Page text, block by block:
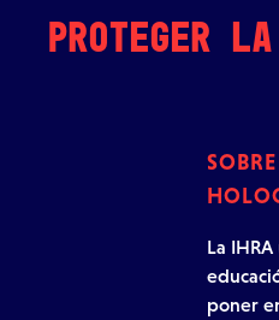
PROTEGER
La
poner